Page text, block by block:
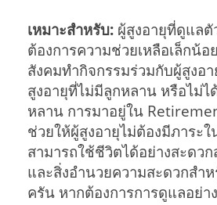
เหมาะสำหรับ: ผู้สูงอายุที่ดูแลตั
ต้องการความช่วยเหลือเล็กน้อ
สังคมทำกิจกรรมร่วมกับผู้สูงอ
สูงอายุที่ไม่มีลูกหลาน หรือไม่ไ
หลาน การมาอยู่ใน
ช่วยให้ผู้สูงอายุไม่ต้องมีภาระ
สามารถใช้ชีวิตได้อย่างสะดว
และสิ่งอำนวยความสะดวกสำ
ครัน หากต้องการการดูแลอย่า